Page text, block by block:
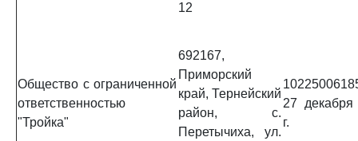
12
Общество с ограниченной
ответственностью
"Тройка"
692167,
Приморский
край, Тернейский
район, с.
Перетычиха, ул.
27 декабря
г.